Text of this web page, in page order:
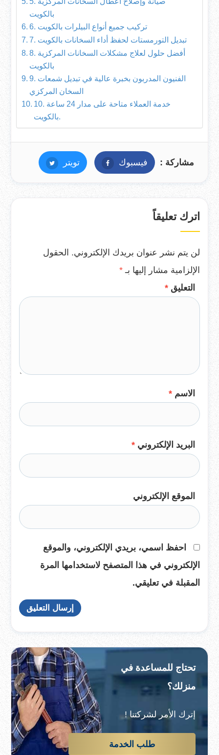
بالكويت
6. تركيب جميع أنواع البيلرات بالكويت
7. تبديل التورمستات لحفظ أداء السخانات بالكويت
8. أفضل حلول لعلاج مشكلات السخانات المركزية
بالكويت
9. الفنيون المدربون بخبرة عالية في تبديل شمعات
السخان المركزي
10. خدمة العملاء متاحة على مدار 24 ساعة
بالكويت.
مشاركة : فيسبوك فيسبوكتويتر تويتر
اترك تعليقاً
لن يتم نشر عنوان بريدك الإلكتروني. الحقول
الإلزامية مشار إليها بـ *
التعليق *
الاسم *
البريد الإلكتروني *
الموقع الإلكتروني
احفظ اسمي، بريدي الإلكتروني، والموقع
الإلكتروني في هذا المتصفح لاستخدامها المرة
المقبلة في تعليقي.
تحتاج للمساعدة في
منزلك؟
إترك الأمر لشركتنا !
طلب الخدمة